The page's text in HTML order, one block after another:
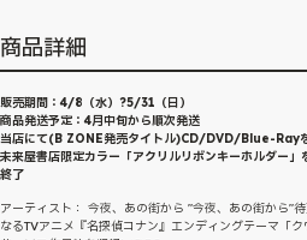
商品詳細
販売期間：4/8（水）?5/31（日）
商品発送予定：4月中旬から順次発送
当店にて(B ZONE発売タイトル)CD/DVD/Blue-Ray
未来屋書店限定カラー「アクリルリボンキーホルダー
終了
アーティスト： 今夜、あの街から "今夜、あの街から"
なるTVアニメ『名探偵コナン』エンディングテーマ「